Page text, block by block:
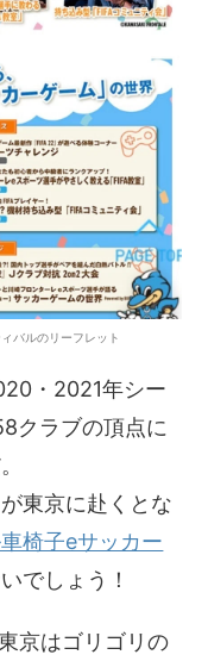
バルのリーフレット
・2021年シー
クラブの頂点に
東京に赴くとな
椅子eサッカー
でしょう！
京はゴリゴリの